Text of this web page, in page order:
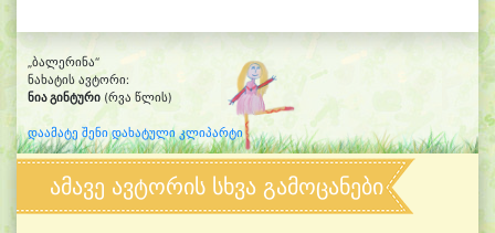
„ბალერინა“
ნახატის ავტორი:
ნია გინტური (რვა წლის)
დაამატე შენი დახატული კლიპარტი
ამავე ავტორის სხვა გამოცანები